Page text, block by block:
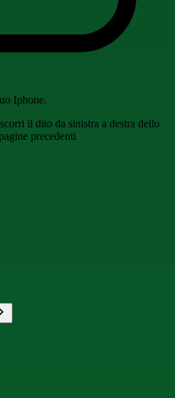
Iphone.
il dito da sinistra a destra dello
precedenti